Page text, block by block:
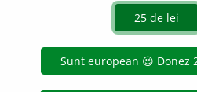
INVESTIGA. PLĂNUI.
acțiuni